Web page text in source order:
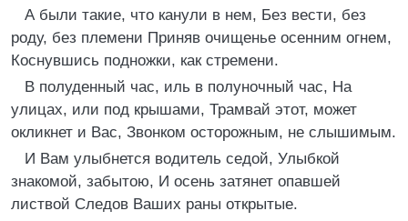
А были такие, что канули в нем, Без вести, без
роду, без племени Приняв очищенье осенним огнем,
Коснувшись подножки, как стремени.
В полуденный час, иль в полуночный час, На
улицах, или под крышами, Трамвай этот, может
окликнет и Вас, Звонком осторожным, не слышимым.
И Вам улыбнется водитель седой, Улыбкой
знакомой, забытою, И осень затянет опавшей
листвой Следов Ваших раны открытые.